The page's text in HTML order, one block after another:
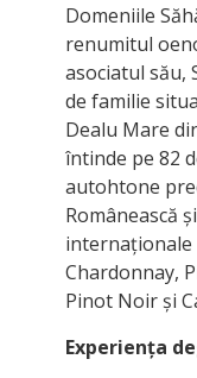
Domeniile
renumitul
asociatul său,
de familie
Dealu Mare
întinde pe 82
autohtone
Românească
internaționale
Chardonnay,
Pinot Noir și
Experiența